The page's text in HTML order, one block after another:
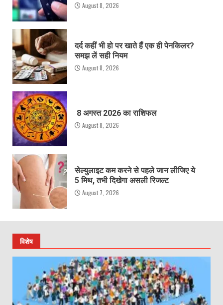
August 8, 2026
दर्द कहीं भी हो पर खाते हैं एक ही पेनकिलर?
समझ लें सही नियम
August 8, 2026
8 अगस्त 2026 का राशिफल
August 8, 2026
सेल्युलाइट कम करने से पहले जान लीजिए ये
5 मिथ, तभी दिखेगा असली रिजल्ट
August 7, 2026
विशेष